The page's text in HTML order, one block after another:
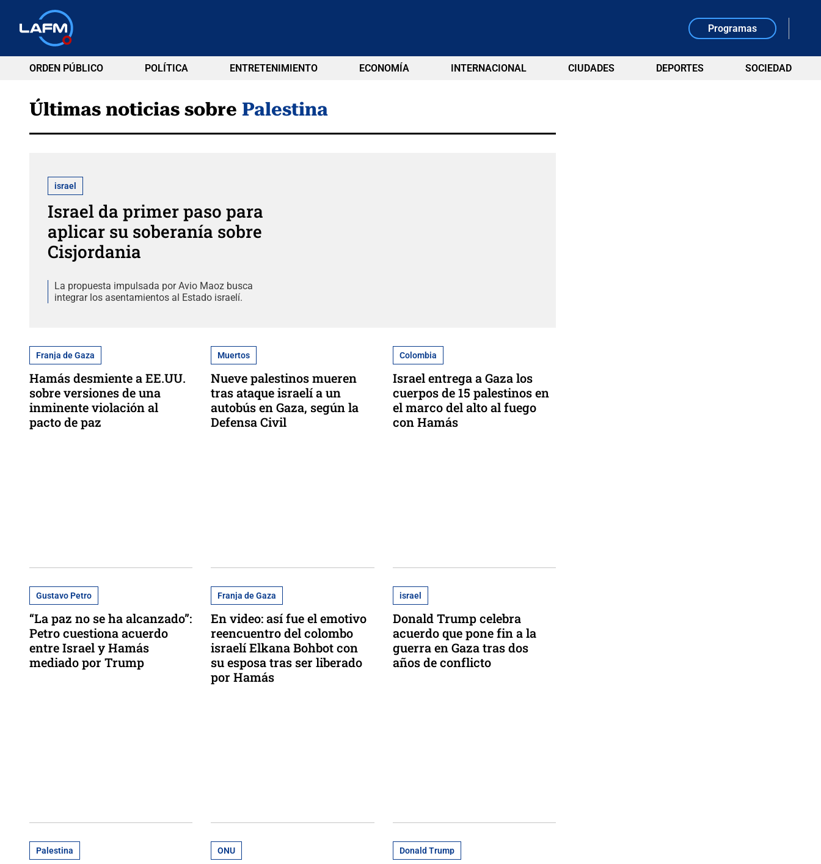
Programas
ORDEN PÚBLICO POLÍTICA ENTRETENIMIENTO ECONOMÍA INTERNACIONAL CIUDADES DEPORTES SOCIEDAD
Últimas noticias sobre Palestina
israel
Israel da primer paso para
aplicar su soberanía sobre
Cisjordania
La propuesta impulsada por Avio Maoz busca
integrar los asentamientos al Estado israelí.
Franja de Gaza
Hamás desmiente a EE.UU.
sobre versiones de una
inminente violación al
pacto de paz
Muertos
Nueve palestinos mueren
tras ataque israelí a un
autobús en Gaza, según la
Defensa Civil
Colombia
Israel entrega a Gaza los
cuerpos de 15 palestinos en
el marco del alto al fuego
con Hamás
Gustavo Petro
“La paz no se ha alcanzado”:
Petro cuestiona acuerdo
entre Israel y Hamás
mediado por Trump
Franja de Gaza
En video: así fue el emotivo
reencuentro del colombo
israelí Elkana Bohbot con
su esposa tras ser liberado
por Hamás
israel
Donald Trump celebra
acuerdo que pone fin a la
guerra en Gaza tras dos
años de conflicto
Palestina ONU Donald Trump